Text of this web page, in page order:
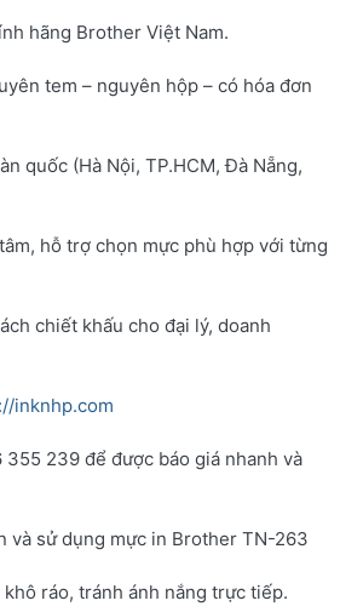
hãng Brother Việt Nam.
tem – nguyên hộp – có hóa đơn
quốc (Hà Nội, TP.HCM, Đà Nẵng,
hỗ trợ chọn mực phù hợp với từng
chiết khấu cho đại lý, doanh
inknhp.com
239 để được báo giá nhanh và
và sử dụng mực in Brother TN-263
ráo, tránh ánh nắng trực tiếp.